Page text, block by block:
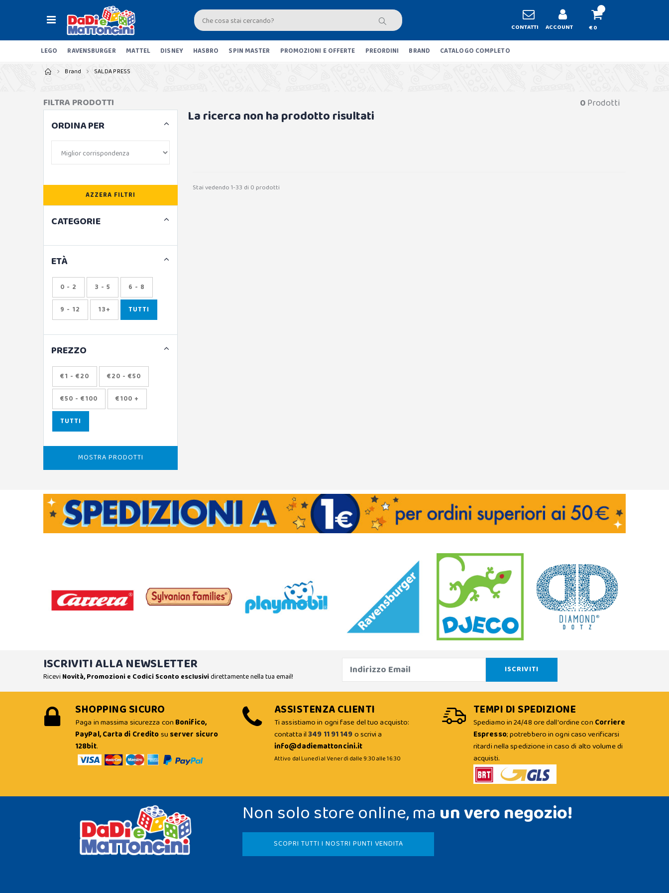
CONTATTI ACCOUNT € 0
LEGO RAVENSBURGER MATTEL DISNEY HASBRO SPIN MASTER PROMOZIONI E OFFERTE PREORDINI BRAND CATALOGO COMPLETO
Brand SALDA PRESS
0Prodotti
La ricerca non ha prodotto risultati
Stai vedendo 1-33 di 0 prodotti
FILTRA PRODOTTI
ORDINA PER
AZZERA FILTRI
CATEGORIE
ETÀ
0 - 2 3 - 5 6 - 8
9 - 12 13+ TUTTI
PREZZO
€1 - €20 €20 - €50
€50 - €100 €100 +
TUTTI
MOSTRA PRODOTTI
ISCRIVITI ALLA NEWSLETTER
Ricevi Novità, Promozioni e Codici Sconto esclusividirettamente nella tua email!
SHOPPING SICURO
Paga in massima sicurezza con Bonifico,
PayPal, Carta di Creditosu server sicuro
128bit.
ASSISTENZA CLIENTI
Ti assistiamo in ogni fase del tuo acquisto:
contatta il349 11 91 149o scrivi a
info@dadiemattoncini.it
Attivo dal Lunedì al Venerdì dalle 9:30 alle 16:30
TEMPI DI SPEDIZIONE
Spediamo in 24/48 ore dall'ordine con Corriere
Espresso; potrebbero in ogni caso verificarsi
ritardi nella spedizione in caso di alto volume di
acquisti.
Non solo store online, ma un vero negozio!
SCOPRI TUTTI I NOSTRI PUNTI VENDITA